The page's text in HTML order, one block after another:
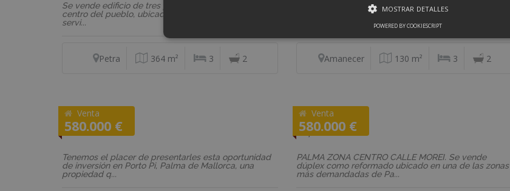
Se vende edificio de tres plantas con garaje en pleno
centro del pueblo, ubicado en una zona con todos los
servi...
Petra 364 m² 3 2
Nota: La vivienda está lista para entrar a vivir. Hay 6
imágenes (las primeras) generadas con IA para hacer
Amanecer 130 m² 3 2
Venta
580.000 €
REF: FH1222
Almacén
Tenemos el placer de presentarles esta oportunidad
de inversión en Porto Pi, Palma de Mallorca, una
propiedad q...
Venta
580.000 €
REF: 02441
Dúplex
PALMA ZONA CENTRO CALLE MOREI. Se vende
dúplex como reformado ubicado en una de las zonas
más demandadas de Pa...
MOSTRAR DETALLES
POWERED BY COOKIESCRIPT